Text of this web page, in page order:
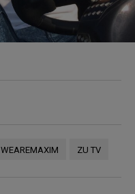
WEAREMAXIM ZU TV